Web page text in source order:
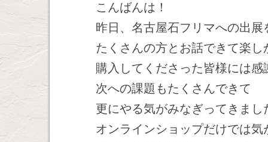
こんばんは！
昨日、名古屋石フリマへの出
たくさんの方とお話できて楽し
購入してくださった皆様には
次への課題もたくさんできて
更にやる気がみなぎってきまし
オンラインショップだけでは